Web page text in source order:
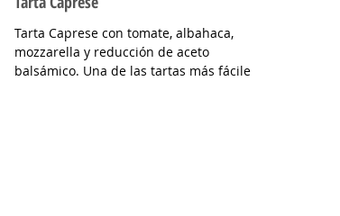
Tarta Caprese con tomate, albahaca,
mozzarella y reducción de aceto
balsámico. Una de las tartas más fáciles